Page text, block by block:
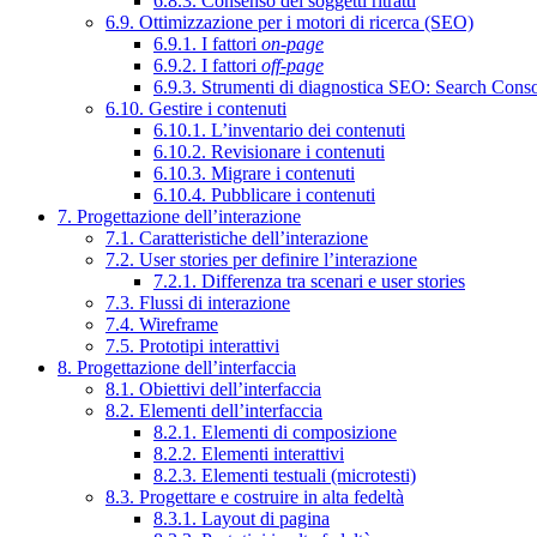
6.9. Ottimizzazione per i motori di ricerca (SEO)
6.9.1. I fattori on-page
6.9.2. I fattori off-page
6.9.3. Strumenti di diagnostica SEO: Search
6.10. Gestire i contenuti
6.10.1. L’inventario dei contenuti
6.10.2. Revisionare i contenuti
6.10.3. Migrare i contenuti
6.10.4. Pubblicare i contenuti
7. Progettazione dell’interazione
7.1. Caratteristiche dell’interazione
7.2. User stories per definire l’interazione
7.2.1. Differenza tra scenari e user stories
7.3. Flussi di interazione
7.4. Wireframe
7.5. Prototipi interattivi
8. Progettazione dell’interfaccia
8.1. Obiettivi dell’interfaccia
8.2. Elementi dell’interfaccia
8.2.1. Elementi di composizione
8.2.2. Elementi interattivi
8.2.3. Elementi testuali (microtesti)
8.3. Progettare e costruire in alta fedeltà
8.3.1. Layout di pagina